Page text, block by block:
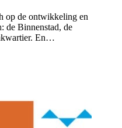
op de ontwikkeling en
de Binnenstad, de
En…